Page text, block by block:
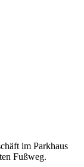
im Parkhaus
Fußweg.